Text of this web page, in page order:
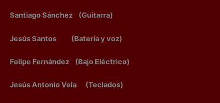
Santiago Sánchez (Guitarra)
Jesús Santos (Batería y voz)
Felipe Fernández (Bajo Eléctrico)
Jesús Antonio Vela (Teclados)